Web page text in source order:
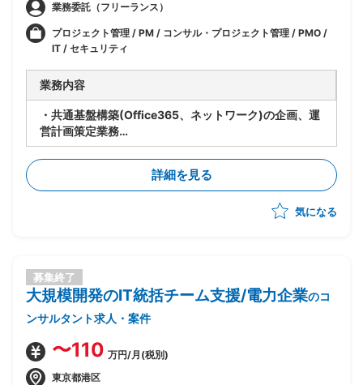
業務委託（フリーランス）
プロジェクト管理 / PM / コンサル・プロジェクト管理 / PMO /
IT / セキュリティ
業務内容
・共通基盤構築(Office365、ネットワーク)の企画、運
営計画策定業務
・顧客打ち合わせ資料作成業務
・ベンダーコントロール
詳細を見る
気になる
募集終了
大規模開発のIT統括チーム支援/電力企業のコ
ンサルタント求人・案件
〜110 万円/月(税別)
東京都港区